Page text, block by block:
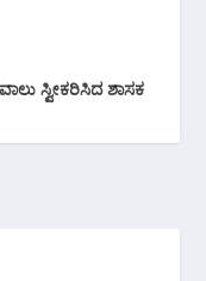
ಸ್ವೀಕರಿಸಿದ ಶಾಸಕ